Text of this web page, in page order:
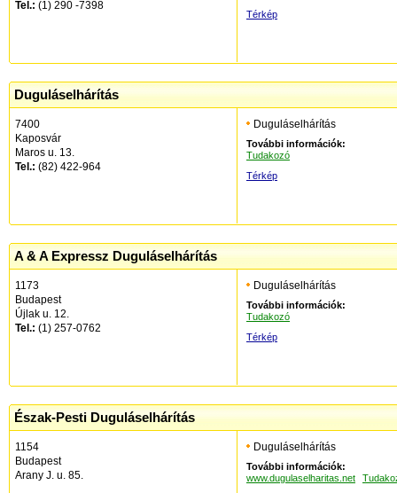
Tel.: (1) 290 -7398
Térkép
Duguláselhárítás
7400
Kaposvár
Maros u. 13.
Tel.: (82) 422-964
Duguláselhárítás
További információk:
Tudakozó
Térkép
A & A Expressz Duguláselhárítás
1173
Budapest
Újlak u. 12.
Tel.: (1) 257-0762
Duguláselhárítás
További információk:
Tudakozó
Térkép
Észak-Pesti Duguláselhárítás
1154
Budapest
Arany J. u. 85.
Duguláselhárítás
További információk:
www.dugulaselharitas.net